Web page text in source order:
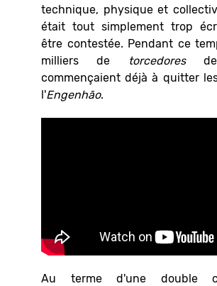
technique, physique et
était tout simplement trop
être contestée. Pendant ce
milliers de
torcedores
commençaient déjà à quitter
l'Engenhão.
Au terme d'une double